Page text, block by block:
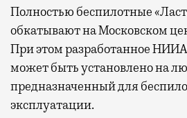
Полностью беспилотные
обкатывают на Московском
При этом разработанное
может быть установлено на
предназначенный для
эксплуатации.